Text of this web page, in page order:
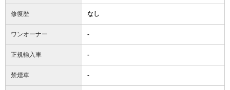
修復歴 なし
ワンオーナー -
正規輸入車 -
禁煙車 -